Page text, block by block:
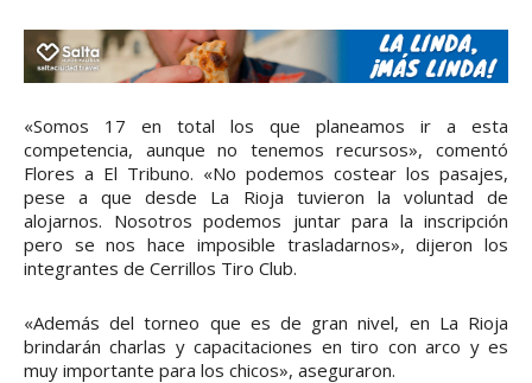
«Somos 17 en total los que planeamos ir a esta
competencia, aunque no tenemos recursos», comentó
Flores a El Tribuno. «No podemos costear los pasajes,
pese a que desde La Rioja tuvieron la voluntad de
alojarnos. Nosotros podemos juntar para la inscripción
pero se nos hace imposible trasladarnos», dijeron los
integrantes de Cerrillos Tiro Club.
«Además del torneo que es de gran nivel, en La Rioja
brindarán charlas y capacitaciones en tiro con arco y es
muy importante para los chicos», aseguraron.